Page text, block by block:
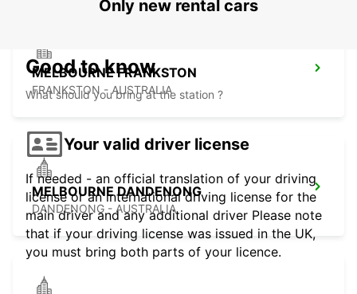
MELBOURNE FRANKSTON
FRANKSTON - AUSTRALIA
MELBOURNE DANDENONG
DANDENONG - AUSTRALIA
Only new rental cars
Good to know
What should you bring at the station ?
Your valid driver license
If needed - an official translation of your driving
license or an international driving license for the
main driver and any additional driver Please note
that if your driving license was issued in the UK,
you must bring both parts of your licence.